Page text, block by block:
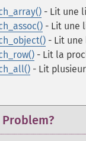
- Lit une
- Lit une
- Lit
- Lit la
- Lit